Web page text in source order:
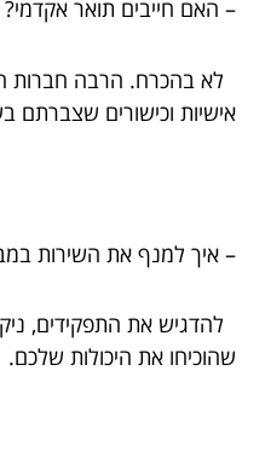
– האם חייבים תואר אקדמי?
לא בהכרח. הרבה חברות
אישיות וכישורים שצברתם
– איך למנף את השירות
להדגיש את התפקידים,
שהוכיחו את היכולות שלכם.